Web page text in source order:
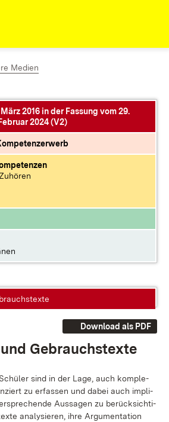
Medien
2016 in der Fassung vom 29.
Februar 2024 (V2)
Download als PDF
und Ge­brauchs­tex­te
sind in der La­ge, auch kom­ple­
zu er­fas­sen und da­bei auch im­pli­
Aus­sa­gen zu be­rück­sich­ti­
ana­ly­sie­ren, ih­re Ar­gu­men­ta­ti­on